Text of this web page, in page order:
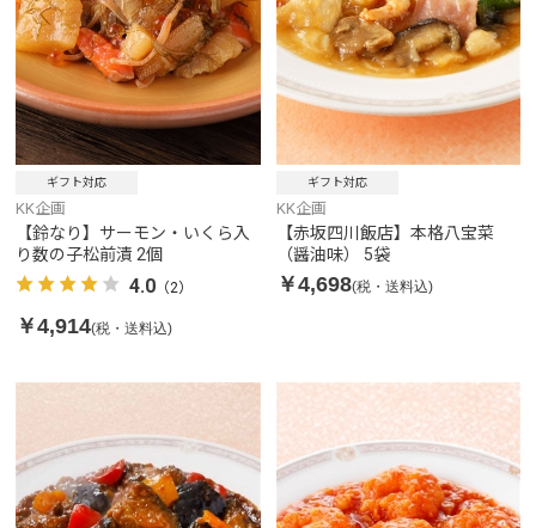
ギフト対応
KK企画
【鈴なり】サーモン・いくら入
り数の子松前漬 2個
4.0 （2）
￥4,914(税・送料込)
ギフト対応
KK企画
【赤坂四川飯店】本格八宝菜
（醤油味） 5袋
￥4,698(税・送料込)